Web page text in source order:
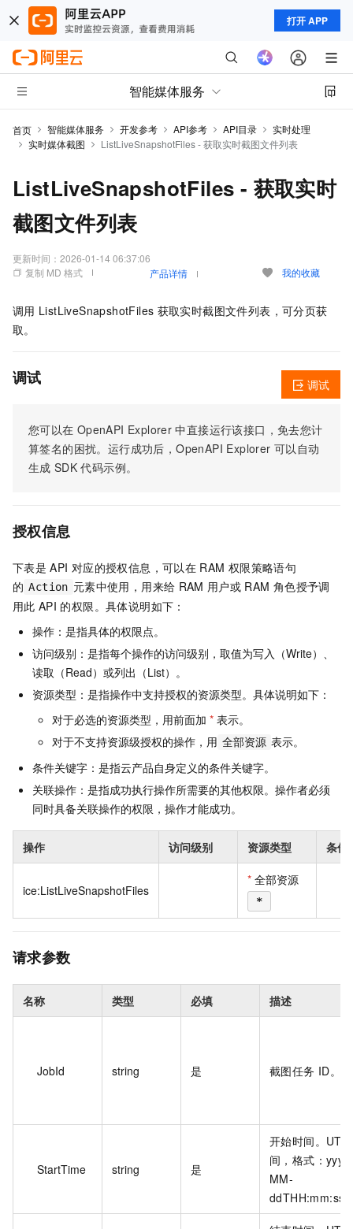
打开 APP
智能媒体服务
首页 智能媒体服务 开发参考 API参考 API目录
实时处理
实时媒体截图
ListLiveSnapshotFiles - 获取实时截图文件列表
ListLiveSnapshotFiles - 获取实时
截图文件列表
更新时间： 2026-01-14 06:37:06
复制 MD 格式
产品详情 我的收藏
调用 ListLiveSnapshotFiles 获取实时截图文件列表，可分页获
取。
调试
您可以在 OpenAPI Explorer 中直接运行该接口，免去您计
算签名的困扰。运行成功后，OpenAPI Explorer 可以自动
生成 SDK 代码示例。
调试
授权信息
下表是 API 对应的授权信息，可以在 RAM 权限策略语句
的 Action 元素中使用，用来给 RAM 用户或 RAM 角色授予调
用此 API 的权限。具体说明如下：
操作：是指具体的权限点。
访问级别：是指每个操作的访问级别，取值为写入（Write）、
读取（Read）或列出（List）。
资源类型：是指操作中支持授权的资源类型。具体说明如下：
对于必选的资源类型，用前面加 * 表示。
对于不支持资源级授权的操作，用 全部资源 表示。
条件关键字：是指云产品自身定义的条件关键字。
关联操作：是指成功执行操作所需要的其他权限。操作者必须
同时具备关联操作的权限，操作才能成功。
操作 访问级别 资源类型 条件
ice:ListLiveSnapshotFiles
* 全部资源
*
请求参数
名称 类型 必填 描述
JobId string 是 截图任务 ID。
StartTime string 是
开始时间。UTC
间，格式：yyyy-
MM-